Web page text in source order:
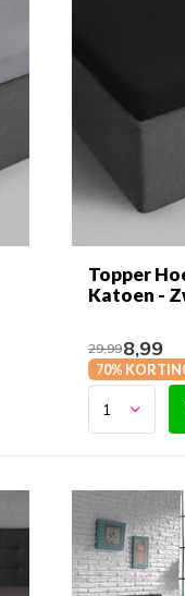
Topper
Katoen -
29,998,99
70%